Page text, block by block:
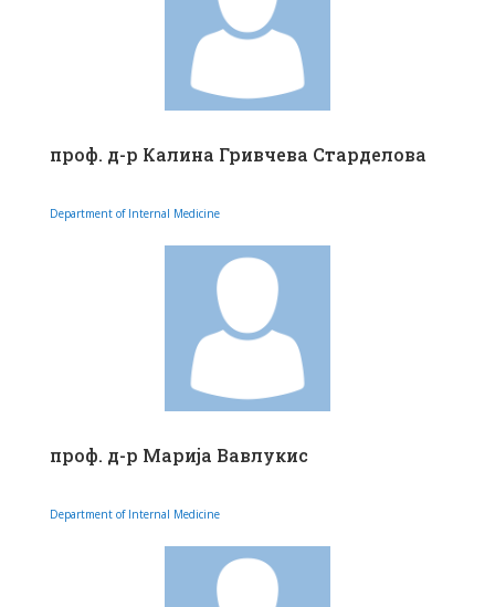
проф. д-р Калина Гривчева Старделова
Department of Internal Medicine
проф. д-р Марија Вавлукис
Department of Internal Medicine